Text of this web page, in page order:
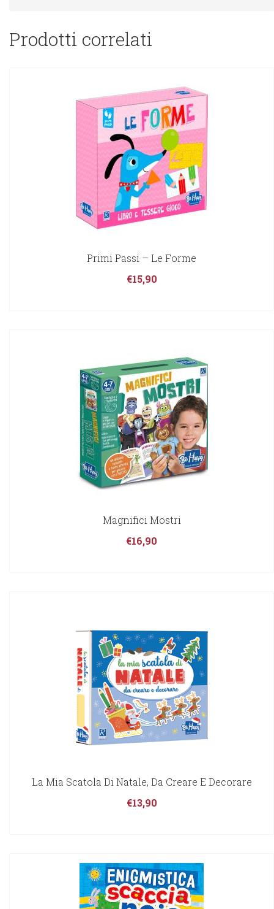
Prodotti correlati
Primi Passi – Le Forme
€15,90
Magnifici Mostri
€16,90
La Mia Scatola Di Natale, Da Creare E Decorare
€13,90